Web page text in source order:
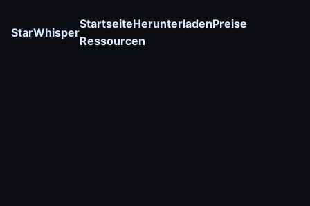
StarWhisper
StartseiteHerunterladenPreise
Ressourcen